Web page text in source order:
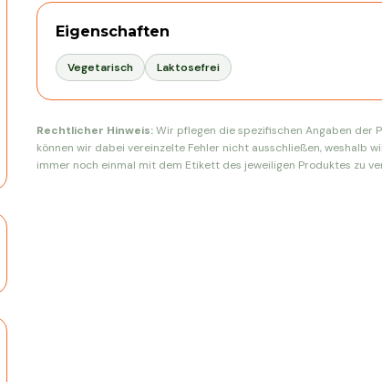
Eigenschaften
Vegetarisch Laktosefrei
Rechtlicher Hinweis:Wir pflegen die spezifischen Angaben der
können wir dabei vereinzelte Fehler nicht ausschließen, weshalb
immer noch einmal mit dem Etikett des jeweiligen Produktes zu